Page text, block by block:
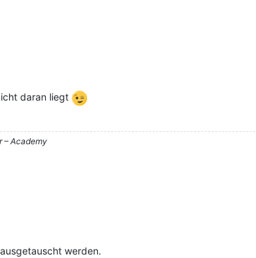
daran liegt
– Academy
werden.